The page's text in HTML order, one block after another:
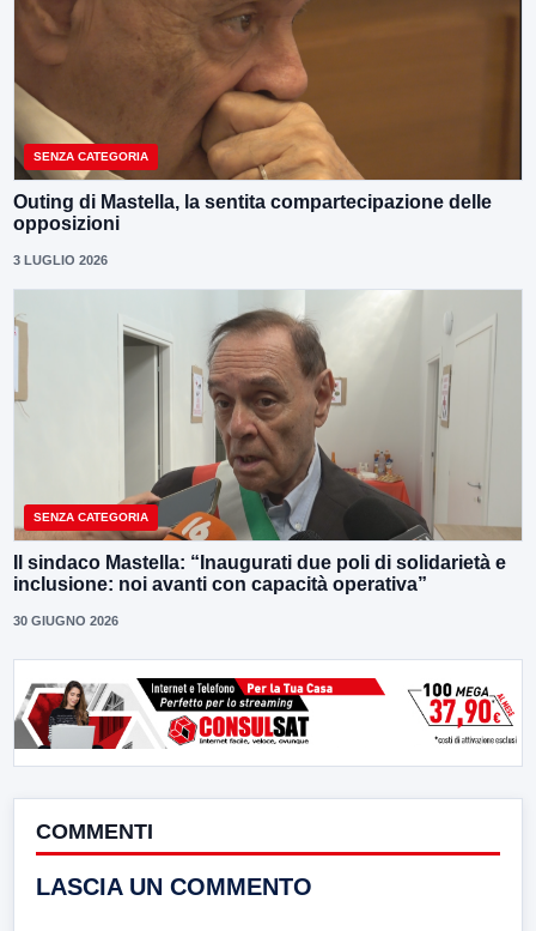
SENZA CATEGORIA
Outing di Mastella, la sentita compartecipazione delle
opposizioni
3 LUGLIO 2026
SENZA CATEGORIA
Il sindaco Mastella: “Inaugurati due poli di solidarietà e
inclusione: noi avanti con capacità operativa”
30 GIUGNO 2026
COMMENTI
LASCIA UN COMMENTO